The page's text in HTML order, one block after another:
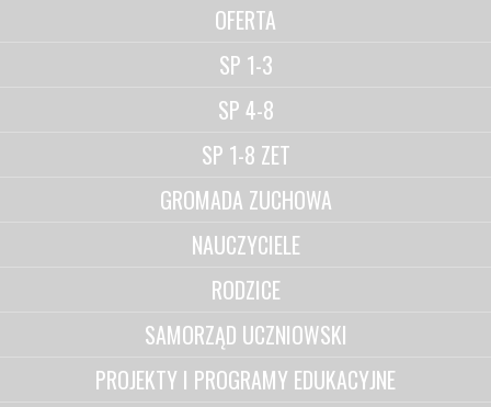
OFERTA
SP 1-3
SP 4-8
SP 1-8 ZET
GROMADA ZUCHOWA
NAUCZYCIELE
RODZICE
SAMORZĄD UCZNIOWSKI
PROJEKTY I PROGRAMY EDUKACYJNE